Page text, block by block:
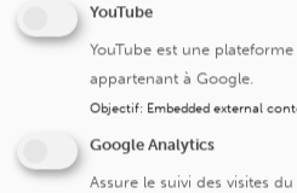
Neurologie
Neurophysiologie
YouTube
YouTube est une
appartenant à Google.
Objectif: Embedded external
Google Analytics
Assure le suivi des visites